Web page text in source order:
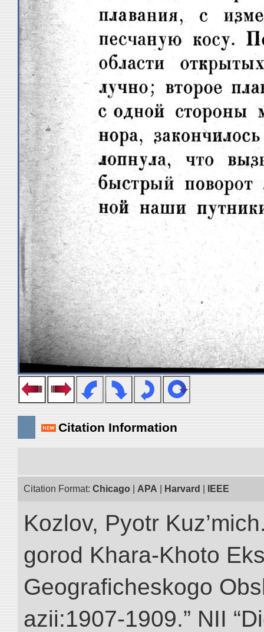
Citation Information
Citation Format: Chicago APA Harvard IEEE
Kozlov, Pyotr
gorod Khara-Khoto
Geograficheskogo
azii:1907-1909.” NII